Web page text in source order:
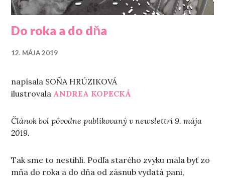
Do roka a do dňa
12. MÁJA 2019
napísala SOŇA HRÚZIKOVÁ
ilustrovala ANDREA KOPECKÁ
Článok bol pôvodne publikovaný v newslettri 9. mája
2019.
Tak sme to nestihli. Podľa starého zvyku mala byť zo
mňa do roka a do dňa od zásnub vydatá pani,